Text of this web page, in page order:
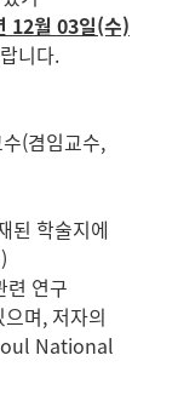
12월 03일(수)
니다.
(겸임교수,
된 학술지에
련 연구
며, 저자의
National